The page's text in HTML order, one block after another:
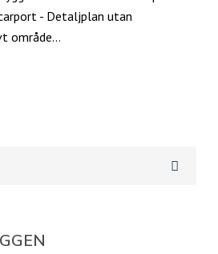
- Detaljplan utan
område…